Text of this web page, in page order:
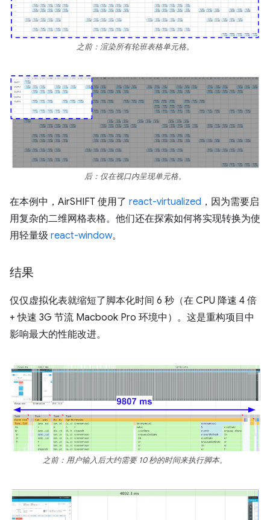
之前：渲染所有轮班表格单元格。
后：仅在视口内呈现单元格。
在本例中，AirSHIFT 使用了 react-virtualized ，因为需要启
用复杂的二维网格表格。他们还在探索如何将实现转换为使
用轻量级 react-window。
结果
仅仅虚拟化表就缩短了脚本化时间 6 秒（在 CPU 降速 4 倍
+ 快速 3G 节流 Macbook Pro 环境中）。这是重构项目中
影响最大的性能改进。
之前：用户输入后大约需要 10 秒的时间来执行脚本。